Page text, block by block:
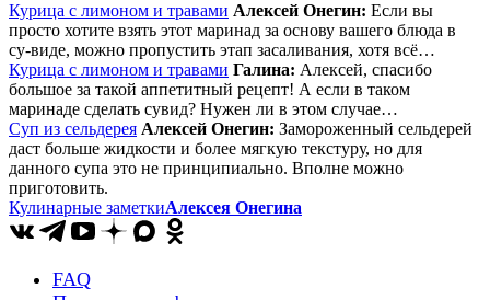
Курица с лимоном и травами Алексей Онегин: Если вы
просто хотите взять этот маринад за основу вашего блюда в
су-виде, можно пропустить этап засаливания, хотя всё…
Курица с лимоном и травами Галина: Алексей, спасибо
большое за такой аппетитный рецепт! А если в таком
маринаде сделать сувид? Нужен ли в этом случае…
Суп из сельдерея Алексей Онегин: Замороженный сельдерей
даст больше жидкости и более мягкую текстуру, но для
данного супа это не принципиально. Вполне можно
приготовить.
Кулинарные заметкиАлексея Онегина
FAQ